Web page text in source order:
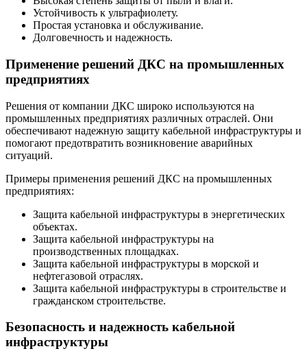
Устойчивость к ультрафиолету.
Простая установка и обслуживание.
Долговечность и надежность.
Применение решений ДКС на промышленных
предприятиях
Решения от компании ДКС широко используются на
промышленных предприятиях различных отраслей. Они
обеспечивают надежную защиту кабельной инфраструктуры и
помогают предотвратить возникновение аварийных
ситуаций.
Примеры применения решений ДКС на промышленных
предприятиях:
Защита кабельной инфраструктуры в энергетических
объектах.
Защита кабельной инфраструктуры на
производственных площадках.
Защита кабельной инфраструктуры в морской и
нефтегазовой отраслях.
Защита кабельной инфраструктуры в строительстве и
гражданском строительстве.
Безопасность и надежность кабельной
инфраструктуры